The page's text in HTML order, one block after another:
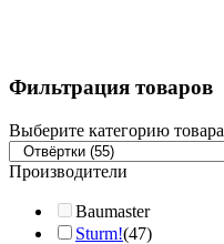
Фильтрация товаров
Выберите категорию товара
Производители
Baumaster
Sturm!(47)